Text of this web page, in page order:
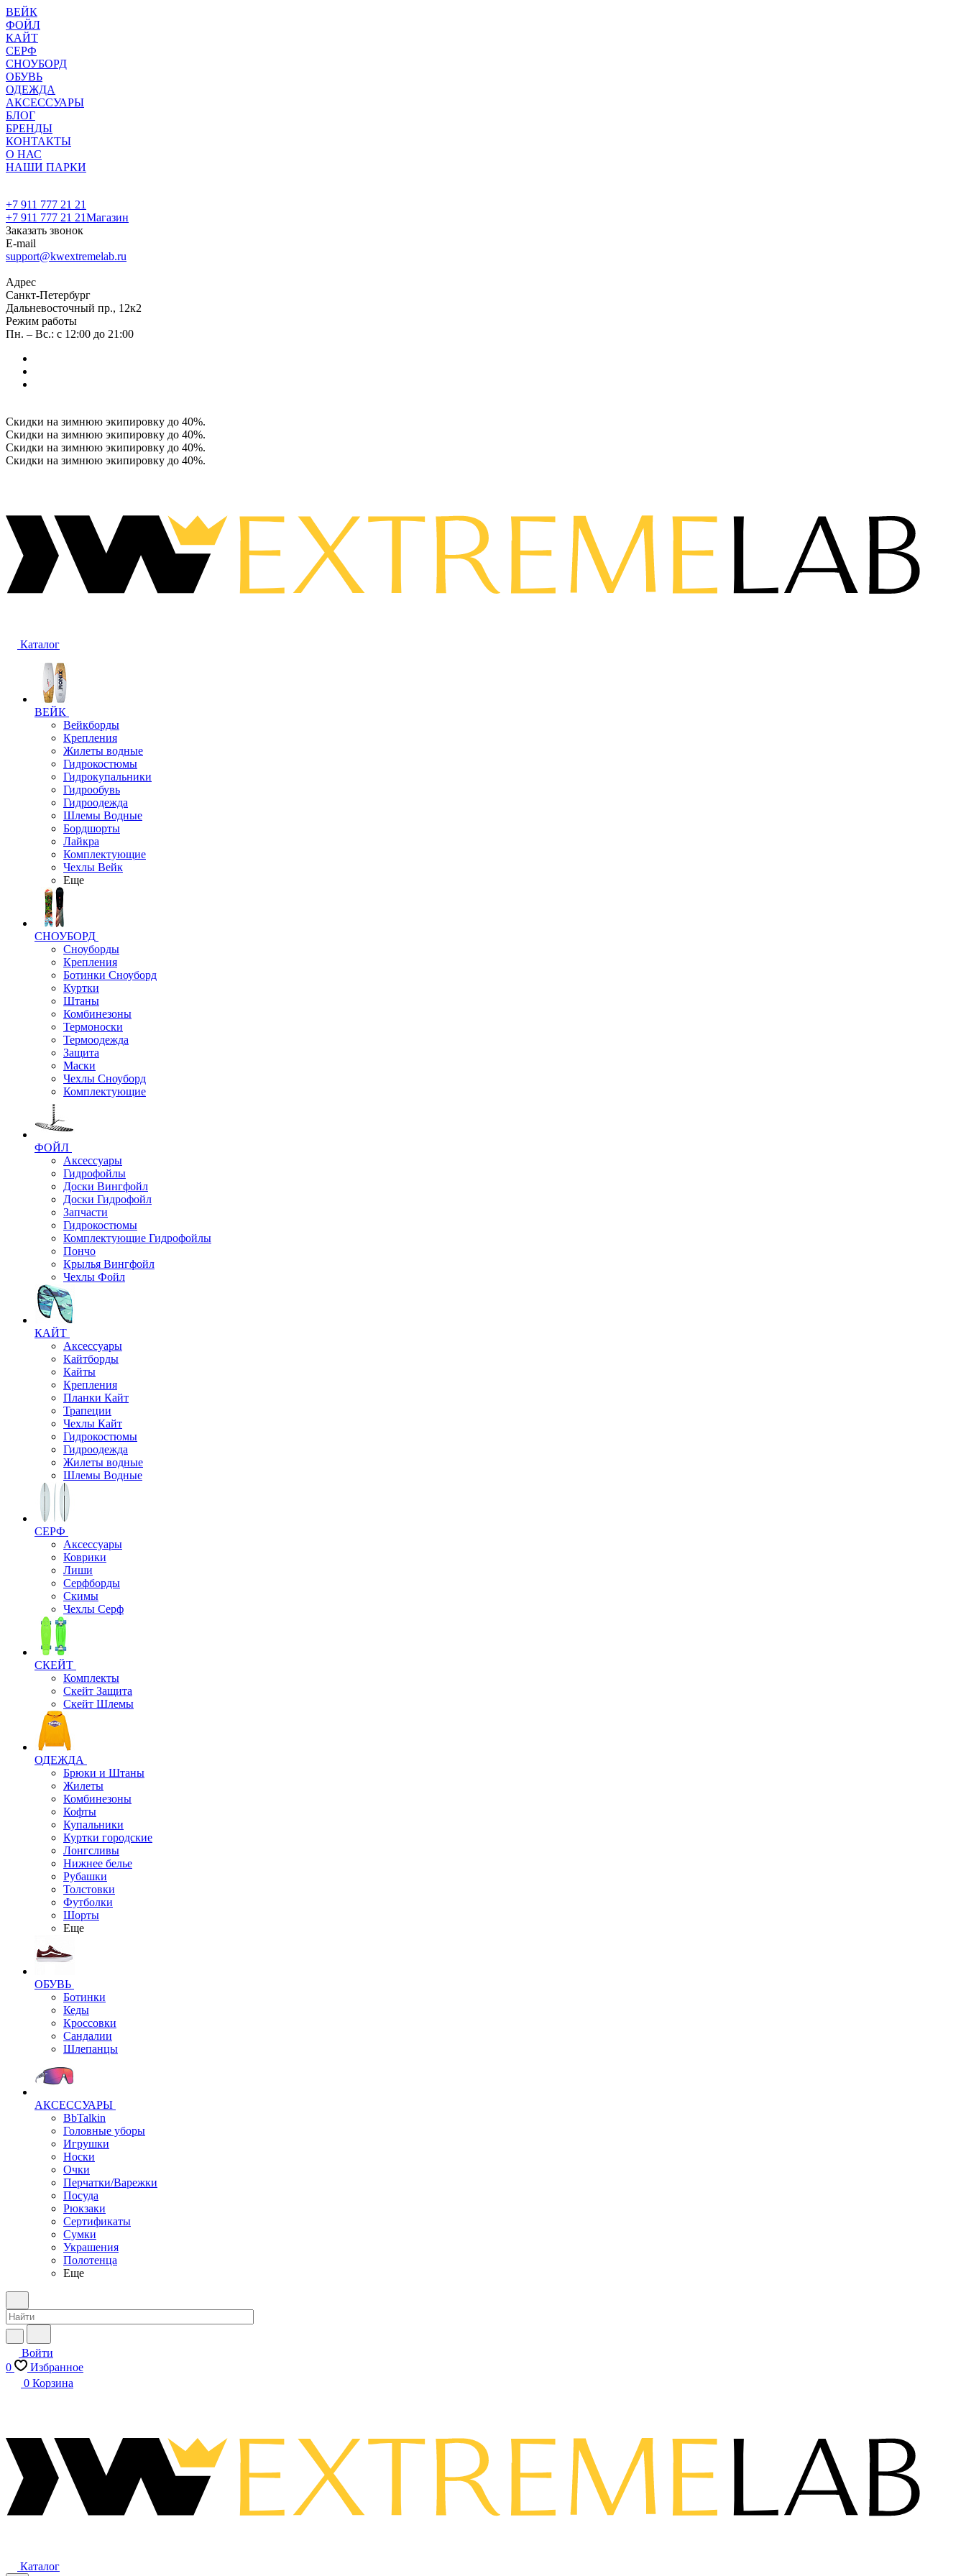
ВЕЙК
ФОЙЛ
КАЙТ
СЕРФ
СНОУБОРД
ОБУВЬ
ОДЕЖДА
АКСЕССУАРЫ
БЛОГ
БРЕНДЫ
КОНТАКТЫ
О НАС
НАШИ ПАРКИ
+7 911 777 21 21
+7 911 777 21 21Магазин
Заказать звонок
E-mail
support@kwextremelab.ru
Адрес
Санкт-Петербург
Дальневосточный пр., 12к2
Режим работы
Пн. – Вс.: с 12:00 до 21:00
Скидки на зимнюю экипировку до 40%.
Скидки на зимнюю экипировку до 40%.
Скидки на зимнюю экипировку до 40%.
Скидки на зимнюю экипировку до 40%.
Каталог
ВЕЙК
Вейкборды
Крепления
Жилеты водные
Гидрокостюмы
Гидрокупальники
Гидрообувь
Гидроодежда
Шлемы Водные
Бордшорты
Лайкра
Комплектующие
Чехлы Вейк
Еще
СНОУБОРД
Сноуборды
Крепления
Ботинки Сноуборд
Куртки
Штаны
Комбинезоны
Термоноски
Термоодежда
Защита
Маски
Чехлы Сноуборд
Комплектующие
ФОЙЛ
Аксессуары
Гидрофойлы
Доски Вингфойл
Доски Гидрофойл
Запчасти
Гидрокостюмы
Комплектующие Гидрофойлы
Пончо
Крылья Вингфойл
Чехлы Фойл
КАЙТ
Аксессуары
Кайтборды
Кайты
Крепления
Планки Кайт
Трапеции
Чехлы Кайт
Гидрокостюмы
Гидроодежда
Жилеты водные
Шлемы Водные
СЕРФ
Аксессуары
Коврики
Лиши
Серфборды
Скимы
Чехлы Cерф
СКЕЙТ
Комплекты
Скейт Защита
Скейт Шлемы
ОДЕЖДА
Брюки и Штаны
Жилеты
Комбинезоны
Кофты
Купальники
Куртки городские
Лонгсливы
Нижнее белье
Рубашки
Толстовки
Футболки
Шорты
Еще
ОБУВЬ
Ботинки
Кеды
Кроссовки
Сандалии
Шлепанцы
АКСЕССУАРЫ
BbTalkin
Головные уборы
Игрушки
Носки
Очки
Перчатки/Варежки
Посуда
Рюкзаки
Сертификаты
Сумки
Украшения
Полотенца
Еще
Войти
0
Избранное
0 Корзина
Каталог